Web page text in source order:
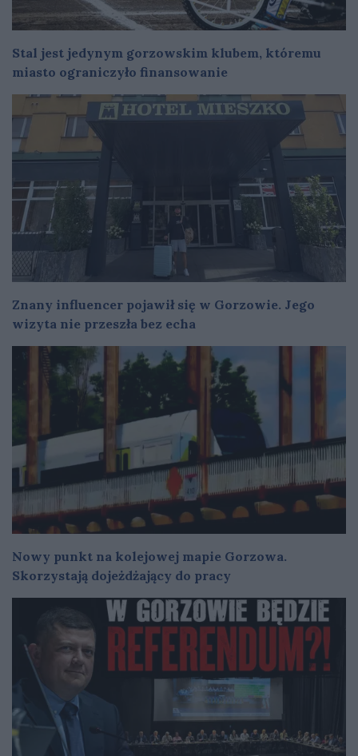
Stal jest jedynym gorzowskim klubem, któremu
miasto ograniczyło finansowanie
Znany influencer pojawił się w Gorzowie. Jego
wizyta nie przeszła bez echa
Nowy punkt na kolejowej mapie Gorzowa.
Skorzystają dojeżdżający do pracy